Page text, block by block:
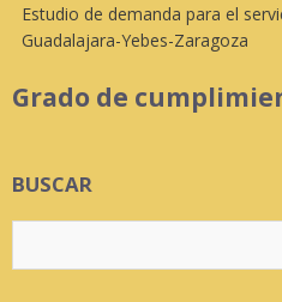
Estudio de demanda para el
Guadalajara-Yebes-Zaragoza
Grado de
BUSCAR